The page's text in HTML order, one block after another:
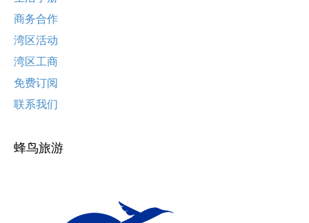
商务合作
湾区活动
湾区工商
免费订阅
联系我们
蜂鸟旅游